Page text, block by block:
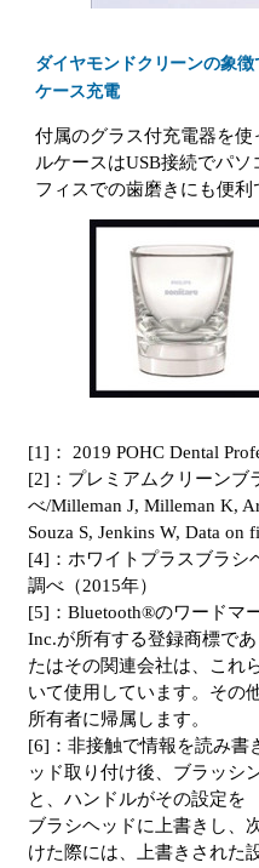
ダイヤモンドクリーンの象
ケース充電
付属のグラス付充電器を
ルケースはUSB接続でパ
フィスでの歯磨きにも便利
[1]： 2019 POHC Dental
[2]：プレミアムクリーンブ
べ/Milleman J, Milleman K,
Souza S, Jenkins W, Data on
[4]：ホワイトプラスブラシ
調べ（2015年）
[5]：Bluetooth®のワードマ
Inc.が所有する登録商標で
たはその関連会社は、これ
いて使用しています。その
所有者に帰属します。
[6]：非接触で情報を読み書
ッド取り付け後、ブラッシ
と、ハンドルがその設定を
ブラシヘッドに上書きし、
けた際には、上書きされた